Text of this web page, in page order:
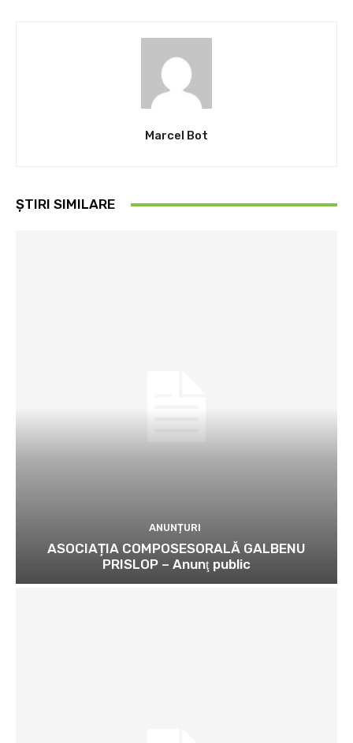
Marcel Bot
ȘTIRI SIMILARE
ANUNȚURI
ASOCIAȚIA COMPOSESORALĂ GALBENU
PRISLOP – Anunţ public